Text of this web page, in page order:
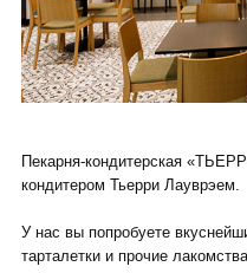
Пекарня-кондитерская
кондитером Тьерри Лауврэем.
У нас вы попробуете
тарталетки и прочие